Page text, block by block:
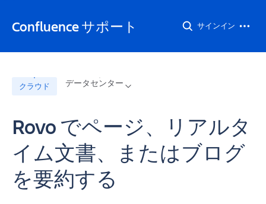
Confluence サポート サインイン
クラウド データセンター
Rovo でページ、リアルタ
イム文書、またはブログ
を要約する